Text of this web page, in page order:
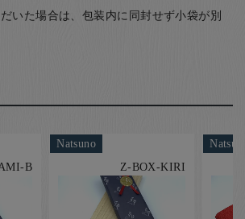
いた場合は、包装内に同封せず小袋が別
B
Natsuno
Z-BOX-KIRI